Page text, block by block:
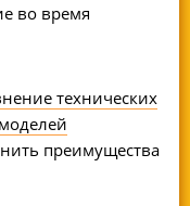
во время
технических
преимущества